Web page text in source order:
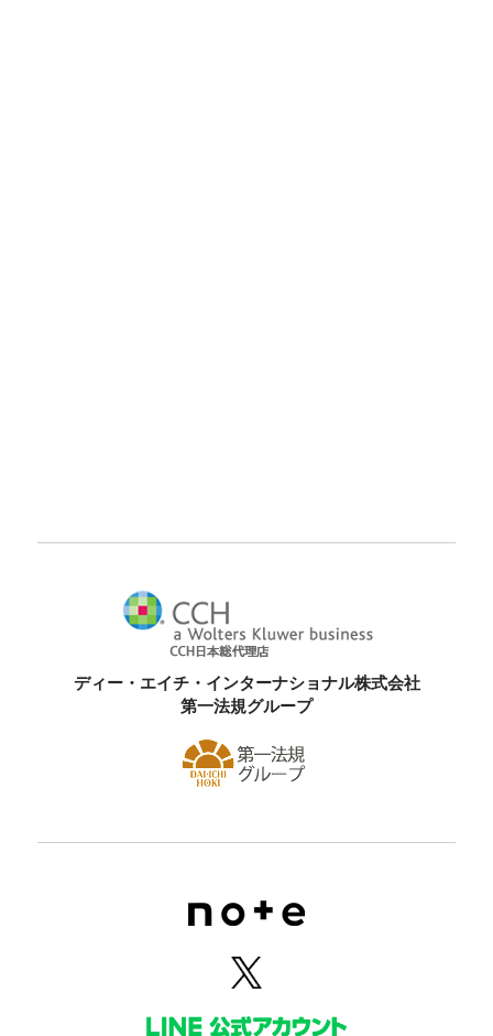
ディー・エイチ・インターナショナル株式会社
第一法規グループ